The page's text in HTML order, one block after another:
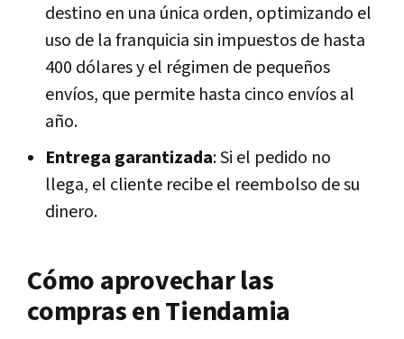
destino en una única orden, optimizando el
uso de la franquicia sin impuestos de hasta
400 dólares y el régimen de pequeños
envíos, que permite hasta cinco envíos al
año.
Entrega garantizada: Si el pedido no
llega, el cliente recibe el reembolso de su
dinero.
Cómo aprovechar las
compras en Tiendamia